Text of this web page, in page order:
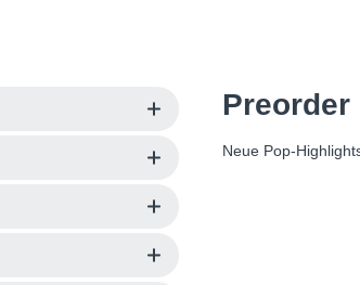
Preorder
Neue Pop-